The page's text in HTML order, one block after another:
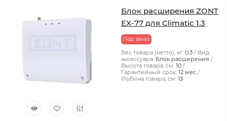
Блок расширения ZONT
EX-77 для Climatic 1.3
Под заказ
Вес товара (нетто), кг: 0.3
Вид
аксессуара: Блок расширения
Высота товара, см: 10
Гарантийный срок: 12 мес
Глубина товара, см: 13